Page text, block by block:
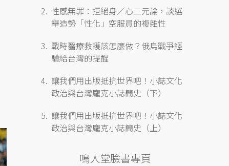
性感無罪：拒絕身／心二元論，談選
舉造勢「性化」空服員的複雜性
戰時醫療救護該怎麼做？俄烏戰爭經
驗給台灣的提醒
讓我們用出版抵抗世界吧！小誌文化
政治與台灣龐克小誌簡史（下）
讓我們用出版抵抗世界吧！小誌文化
政治與台灣龐克小誌簡史（上）
鳴人堂臉書專頁